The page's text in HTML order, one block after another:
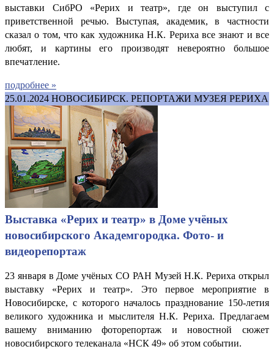
выставки СибРО «Рерих и театр», где он выступил с
приветственной речью. Выступая, академик, в частности
сказал о том, что как художника Н.К. Рериха все знают и все
любят, и картины его производят невероятно большое
впечатление.
подробнее »
25.01.2024 НОВОСИБИРСК. РЕПОРТАЖИ МУЗЕЯ РЕРИХА
Выставка «Рерих и театр» в Доме учёных
новосибирского Академгородка. Фото- и
видеорепортаж
23 января в Доме учёных СО РАН Музей Н.К. Рериха открыл
выставку «Рерих и театр». Это первое мероприятие в
Новосибирске, с которого началось празднование 150-летия
великого художника и мыслителя Н.К. Рериха. Предлагаем
вашему вниманию фоторепортаж и новостной сюжет
новосибирского телеканала «НСК 49» об этом событии.